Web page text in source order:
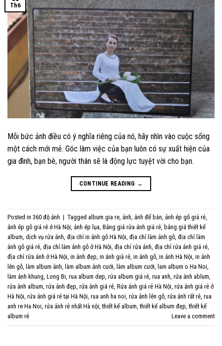
Th6
Mỗi bức ảnh điều có ý nghĩa riêng của nó, hãy nhìn vào cuộc sống
một cách mới mẻ. Góc làm việc của bạn luôn có sự xuất hiện của
gia đình, bạn bè, người thân sẽ là động lực tuyệt vời cho bạn.
CONTINUE READING →
Posted in 360 độ ảnh | Tagged album gia re, ảnh, ảnh để bàn, ảnh ép gỗ giá rẻ,
ảnh ép gỗ giá rẻ ở Hà Nội, ảnh ép lụa, Bảng giá rửa ảnh giá rẻ, bảng giá thiết kế
album, dịch vụ rửa ảnh, địa chỉ in ảnh gỗ Hà Nội, địa chỉ làm ảnh gỗ, địa chỉ làm
ảnh gỗ giá rẻ, địa chỉ làm ảnh gỗ ở Hà Nội, địa chỉ rửa ảnh, địa chỉ rửa ảnh giá rẻ,
địa chỉ rửa ảnh ở Hà Nội, in ảnh đẹp, in ảnh giá rẻ, in ảnh gỗ, in ảnh Hà Nội, in ảnh
lên gỗ, làm album ảnh, làm album ảnh cưới, làm album cưới, lam album o Ha Noi,
làm ảnh khung, Long Bi, rua album dep, rửa album giá rẻ, rua anh, rửa ảnh ablum,
rửa ảnh album, rửa ảnh đẹp, rửa ảnh giá rẻ, Rửa ảnh giá rẻ Hà Nội, rửa ảnh giá rẻ ở
Hà Nội, rửa ảnh giá rẻ tại Hà Nội, rua anh ha noi, rửa ảnh lên gỗ, rửa ảnh rất rẻ, rua
anh re Ha Noi, rửa ảnh rẻ nhất Hà nội,thiết kế album,thiết kế album đẹp,thiết kế
album rẻ
Leave a comment